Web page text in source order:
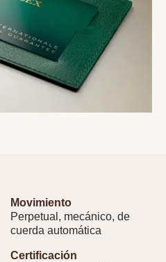
Movimiento
Perpetual, mecánico, de
cuerda automática
Certificación